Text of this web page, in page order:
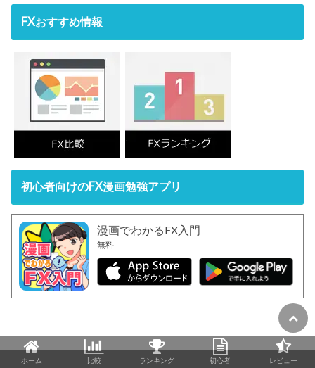
FXおすすめ情報
初心者向けのFX漫画勉強アプリ
漫画でわかるFX入門
無料
ホーム 比較 ランキング 初心者 レビュー